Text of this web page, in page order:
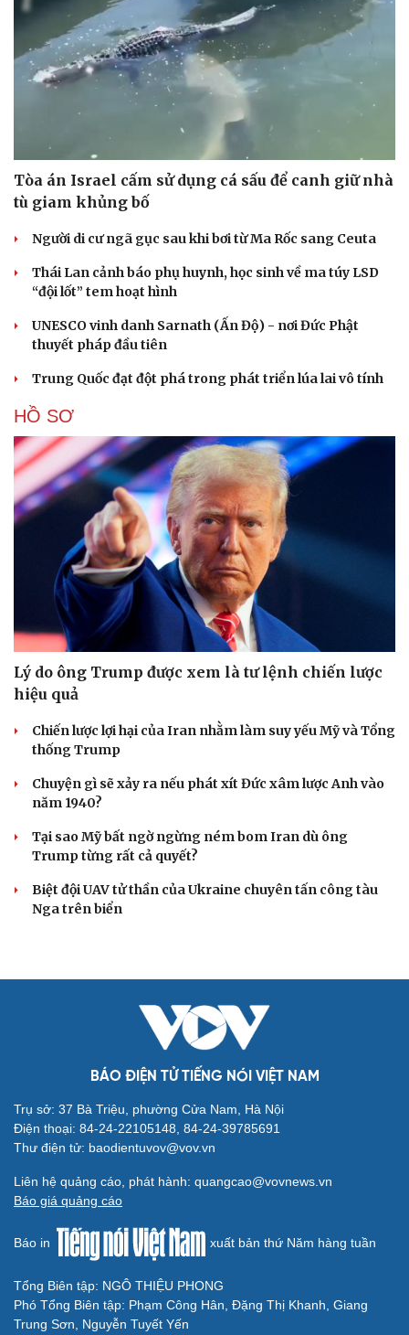
Cải chính
Tòa án Israel cấm sử dụng cá sấu để canh giữ nhà
tù giam khủng bố
Người di cư ngã gục sau khi bơi từ Ma Rốc sang Ceuta
Thái Lan cảnh báo phụ huynh, học sinh về ma túy LSD
“đội lốt” tem hoạt hình
UNESCO vinh danh Sarnath (Ấn Độ) - nơi Đức Phật
thuyết pháp đầu tiên
Trung Quốc đạt đột phá trong phát triển lúa lai vô tính
HỒ SƠ
Lý do ông Trump được xem là tư lệnh chiến lược
hiệu quả
Chiến lược lợi hại của Iran nhằm làm suy yếu Mỹ và Tổng
thống Trump
Chuyện gì sẽ xảy ra nếu phát xít Đức xâm lược Anh vào
năm 1940?
Tại sao Mỹ bất ngờ ngừng ném bom Iran dù ông
Trump từng rất cả quyết?
Biệt đội UAV tử thần của Ukraine chuyên tấn công tàu
Nga trên biển
BÁO ĐIỆN TỬ TIẾNG NÓI VIỆT NAM
Trụ sở: 37 Bà Triệu, phường Cửa Nam, Hà Nội
Điện thoại: 84-24-22105148, 84-24-39785691
Thư điện tử: baodientuvov@vov.vn
Liên hệ quảng cáo, phát hành: quangcao@vovnews.vn
Báo giá quảng cáo
Báo in xuất bản thứ Năm hàng tuần
Tổng Biên tập: NGÔ THIỆU PHONG
Phó Tổng Biên tập: Phạm Công Hân, Đặng Thị Khanh, Giang
Trung Sơn, Nguyễn Tuyết Yến